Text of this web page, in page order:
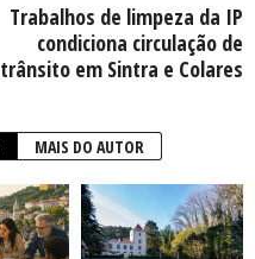
Trabalhos de limpeza da IP
condiciona circulação de
trânsito em Sintra e Colares
MAIS DO AUTOR